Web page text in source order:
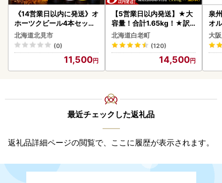
《14営業日以内に発送》オ
ホーツクビール4本セット
( 飲料 飲み物 お酒 ビール
クラフトビール 瓶ビール
贈答 ギフト 贈り物 お中元
御中元 お歳暮 御歳暮 お祝
い プレゼント モルトビー
北海道北見市
(0)
11,500
【5営業日以内発送】★大
容量！合計1.65kg！★訳
あり・牛の里ビーフハンバ
ーグ(110ｇ5枚入）×3 AG
058
北海道白老町
(120)
14,500
泉
オ
大
最近チェックした返礼品
返礼品詳細ページの閲覧で、ここに履歴が表示されます。